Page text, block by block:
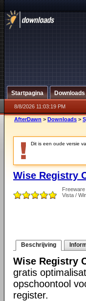
Startpagina Downloads
8/8/2026 11:03:19 PM
AfterDawn > Downloads >
Dit is een oude versie
Wise Registry
Freeware
Vista /
Beschrijving
Wise Registry
gratis
opschoontool
register.